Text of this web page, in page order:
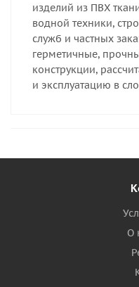
изделий из ПВХ
водной техники,
служб и частных
герметичные,
конструкции,
и эксплуатацию в
О